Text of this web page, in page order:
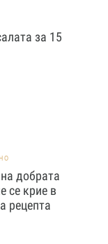
за 15
добрата
се крие в
рецепта